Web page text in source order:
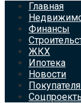
Главная
Финансы
ЖКХ
Ипотека
Новости